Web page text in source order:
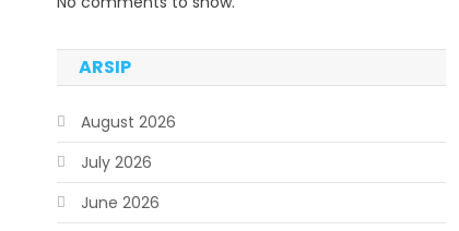
ARSIP
August 2026
July 2026
June 2026